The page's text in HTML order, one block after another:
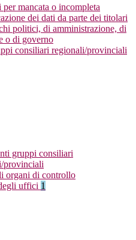
per mancata o incompleta
dei dati da parte dei titolari
politici, di amministrazione, di
o di governo
consiliari regionali/provinciali
gruppi consiliari
provinciali
organi di controllo
uffici 1